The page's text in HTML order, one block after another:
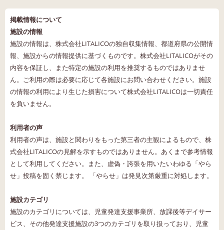
掲載情報について
施設の情報
施設の情報は、株式会社LITALICOの独自収集情報、都道府県の公開情
報、施設からの情報提供に基づくものです。株式会社LITALICOがその
内容を保証し、また特定の施設の利用を推奨するものではありませ
ん。ご利用の際は必要に応じて各施設にお問い合わせください。施設
の情報の利用により生じた損害について株式会社LITALICOは一切責任
を負いません。
利用者の声
利用者の声は、施設と関わりをもった第三者の主観によるもので、株
式会社LITALICOの見解を示すものではありません。あくまで参考情報
として利用してください。また、虚偽・誇張を用いたいわゆる「やら
せ」投稿を固く禁じます。 「やらせ」は発見次第厳重に対処します。
施設カテゴリ
施設のカテゴリについては、児童発達支援事業所、放課後等デイサー
ビス、その他発達支援施設の3つのカテゴリを取り扱っており、児童